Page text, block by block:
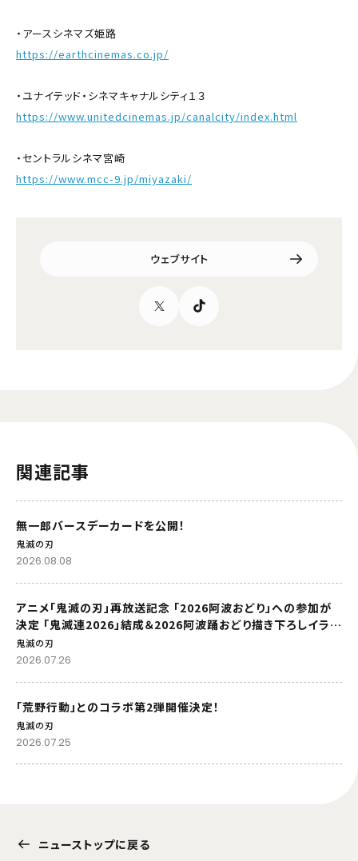
・アースシネマズ姫路
https://earthcinemas.co.jp/
・ユナイテッド・シネマキャナルシティ１３
https://www.unitedcinemas.jp/canalcity/index.html
・セントラルシネマ宮崎
https://www.mcc-9.jp/miyazaki/
ウェブサイト
関連記事
無一郎バースデーカードを公開！
鬼滅の刃
2026.08.08
アニメ「鬼滅の刃」再放送記念 「2026阿波おどり」への参加が
決定 「鬼滅連2026」結成＆2026阿波踊おどり描き下ろしイラス
トを公開
鬼滅の刃
2026.07.26
「荒野行動」とのコラボ第2弾開催決定！
鬼滅の刃
2026.07.25
ニューストップに戻る